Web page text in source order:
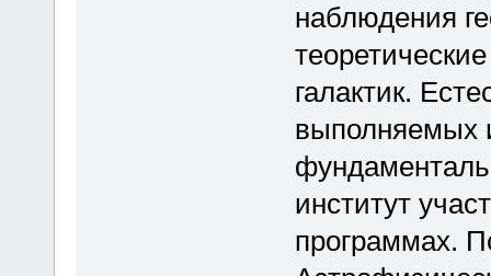
наблюдения
галактик.
выполняемых
институт
программах.